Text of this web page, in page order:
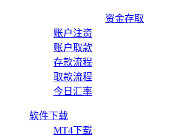
资金存取
账户注资
账户取款
存款流程
取款流程
今日汇率
软件下载
MT4下载